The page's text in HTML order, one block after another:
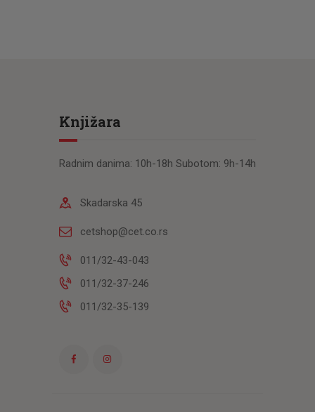
Knjižara
Radnim danima: 10h-18h Subotom: 9h-14h
Skadarska 45
cetshop@cet.co.rs
011/32-43-043
011/32-37-246
011/32-35-139